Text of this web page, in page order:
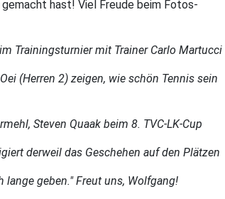
hast! Viel Freude beim Fotos-
Trainingsturnier mit Trainer Carlo Martucci
(Herren 2) zeigen, wie schön Tennis sein
Steven Quaak beim 8. TVC-LK-Cup
derweil das Geschehen auf den Plätzen
lange geben." Freut uns, Wolfgang!